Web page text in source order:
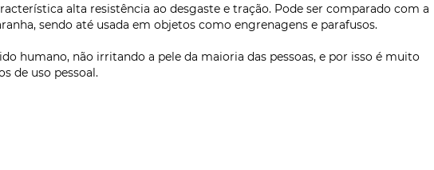
alta resistência ao desgaste e tração. Pode ser comparado com a
sendo até usada em objetos como engrenagens e parafusos.
humano, não irritando a pele da maioria das pessoas, e por isso é muito
de uso pessoal.